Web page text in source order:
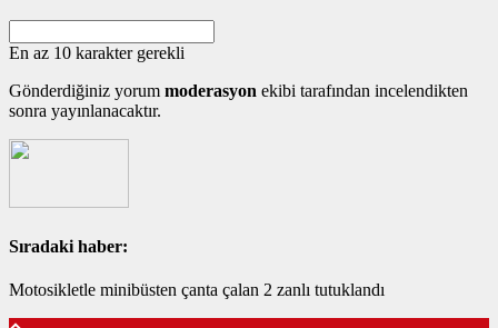
En az 10 karakter gerekli
Gönderdiğiniz yorum moderasyon ekibi tarafından incelendikten
sonra yayınlanacaktır.
Sıradaki haber:
Motosikletle minibüsten çanta çalan 2 zanlı tutuklandı